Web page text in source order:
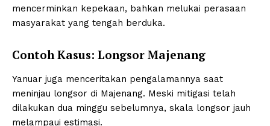
mencerminkan kepekaan, bahkan melukai perasaan
masyarakat yang tengah berduka.
Contoh Kasus: Longsor Majenang
Yanuar juga menceritakan pengalamannya saat
meninjau longsor di Majenang. Meski mitigasi telah
dilakukan dua minggu sebelumnya, skala longsor jauh
melampaui estimasi.